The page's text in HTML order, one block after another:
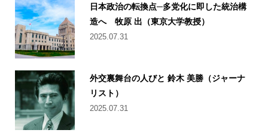
日本政治の転換点─多党化に即した統治構
造へ 牧原 出（東京大学教授）
2025.07.31
外交裏舞台の人びと 鈴木 美勝（ジャーナ
リスト）
2025.07.31